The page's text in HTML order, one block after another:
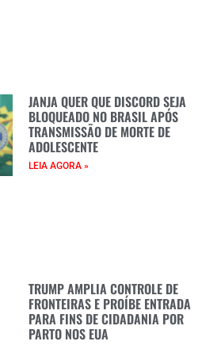
JANJA QUER QUE DISCORD SEJA
BLOQUEADO NO BRASIL APÓS
TRANSMISSÃO DE MORTE DE
ADOLESCENTE
LEIA AGORA »
TRUMP AMPLIA CONTROLE DE
FRONTEIRAS E PROÍBE ENTRADA
PARA FINS DE CIDADANIA POR
PARTO NOS EUA